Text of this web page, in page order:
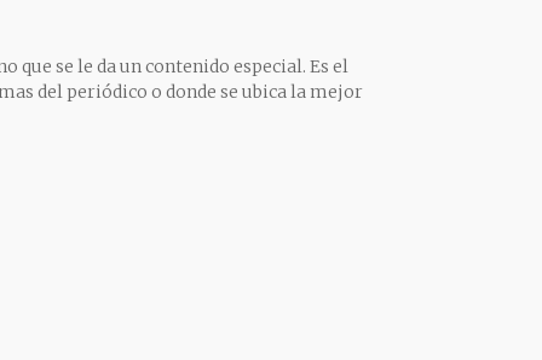
que se le da un contenido especial. Es el
del periódico o donde se ubica la mejor